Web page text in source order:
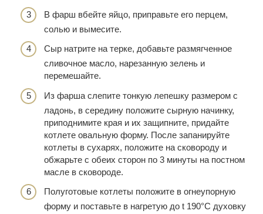
В фарш вбейте яйцо, приправьте его перцем,
солью и вымесите.
Сыр натрите на терке, добавьте размягченное
сливочное масло, нарезанную зелень и
перемешайте.
Из фарша слепите тонкую лепешку размером с
ладонь, в середину положите сырную начинку,
приподнимите края и их защипните, придайте
котлете овальную форму. После запанируйте
котлеты в сухарях, положите на сковороду и
обжарьте с обеих сторон по 3 минуты на постном
масле в сковороде.
Полуготовые котлеты положите в огнеупорную
форму и поставьте в нагретую до t 190°С духовку